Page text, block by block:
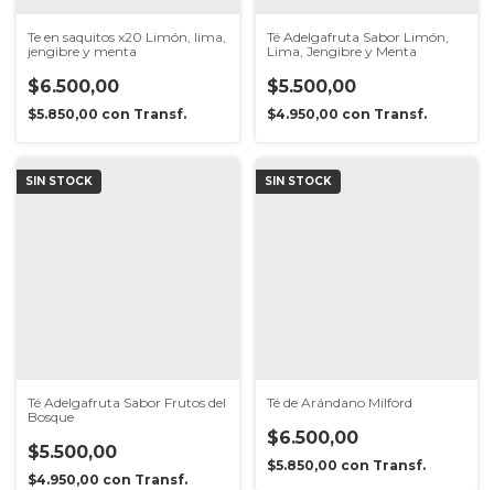
Te en saquitos x20 Limón, lima,
jengibre y menta
$6.500,00
$5.850,00 con Transf.
Té Adelgafruta Sabor Limón,
Lima, Jengibre y Menta
$5.500,00
$4.950,00 con Transf.
SIN STOCK
Té Adelgafruta Sabor Frutos del
Bosque
$5.500,00
$4.950,00 con Transf.
SIN STOCK
Té de Arándano Milford
$6.500,00
$5.850,00 con Transf.